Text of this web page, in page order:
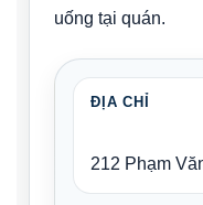
uống tại quán.
ĐỊA CHỈ
212 Phạm